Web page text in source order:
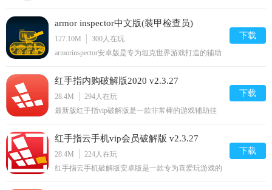
附带了详细的使用说明内容，有需要的小伙伴们快来
下载体验吧！nbsp;nxloader最新版switch安卓注入器
简介为任天堂
armor inspector中文版(装甲检查员)
v3.9.19
127.10M 300 人在玩
armorinspector安卓版是专为坦克世界游戏打造的辅助
兵布阵，从而充分发挥出坦克的最大优势，那么可以
下载这个辅助，能够清楚了解坦克的构造。
armorinspector中文版介
下载
红手指内购破解版2020 v2.3.27
28.4M 294 人在玩
最新版红手指vip破解版是一款非常棒的游戏辅助挂
的王者！你还在等什么？快来2265安卓网下载吧！破
解说明：此版本全网最新vip破解版，无需登录，上
线就是vip会员！红
下载
红手指云手机vip会员破解版 v2.3.27
28.4M 224 人在玩
红手指云手机破解版安卓版是一款专为喜爱玩游戏的
下载